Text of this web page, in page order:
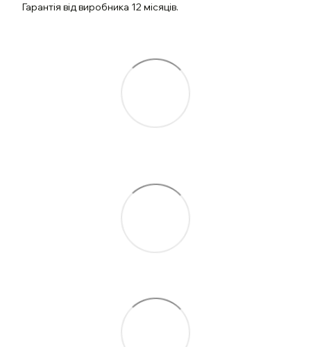
Гарантія від виробника 12 місяців.